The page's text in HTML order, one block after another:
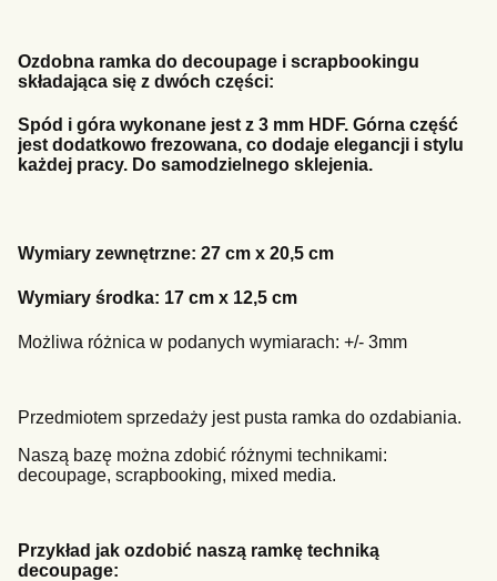
Ozdobna ramka do decoupage i scrapbookingu
składająca się z dwóch części:
Spód i góra wykonane jest z 3 mm HDF. Górna część
jest dodatkowo frezowana, co dodaje elegancji i stylu
każdej pracy. Do samodzielnego sklejenia.
Wymiary zewnętrzne: 27 cm x 20,5 cm
Wymiary środka: 17 cm x 12,5 cm
Możliwa różnica w podanych wymiarach: +/- 3mm
Przedmiotem sprzedaży jest pusta ramka do ozdabiania.
Naszą bazę można zdobić różnymi technikami:
decoupage, scrapbooking, mixed media.
Przykład jak ozdobić naszą ramkę techniką
decoupage: